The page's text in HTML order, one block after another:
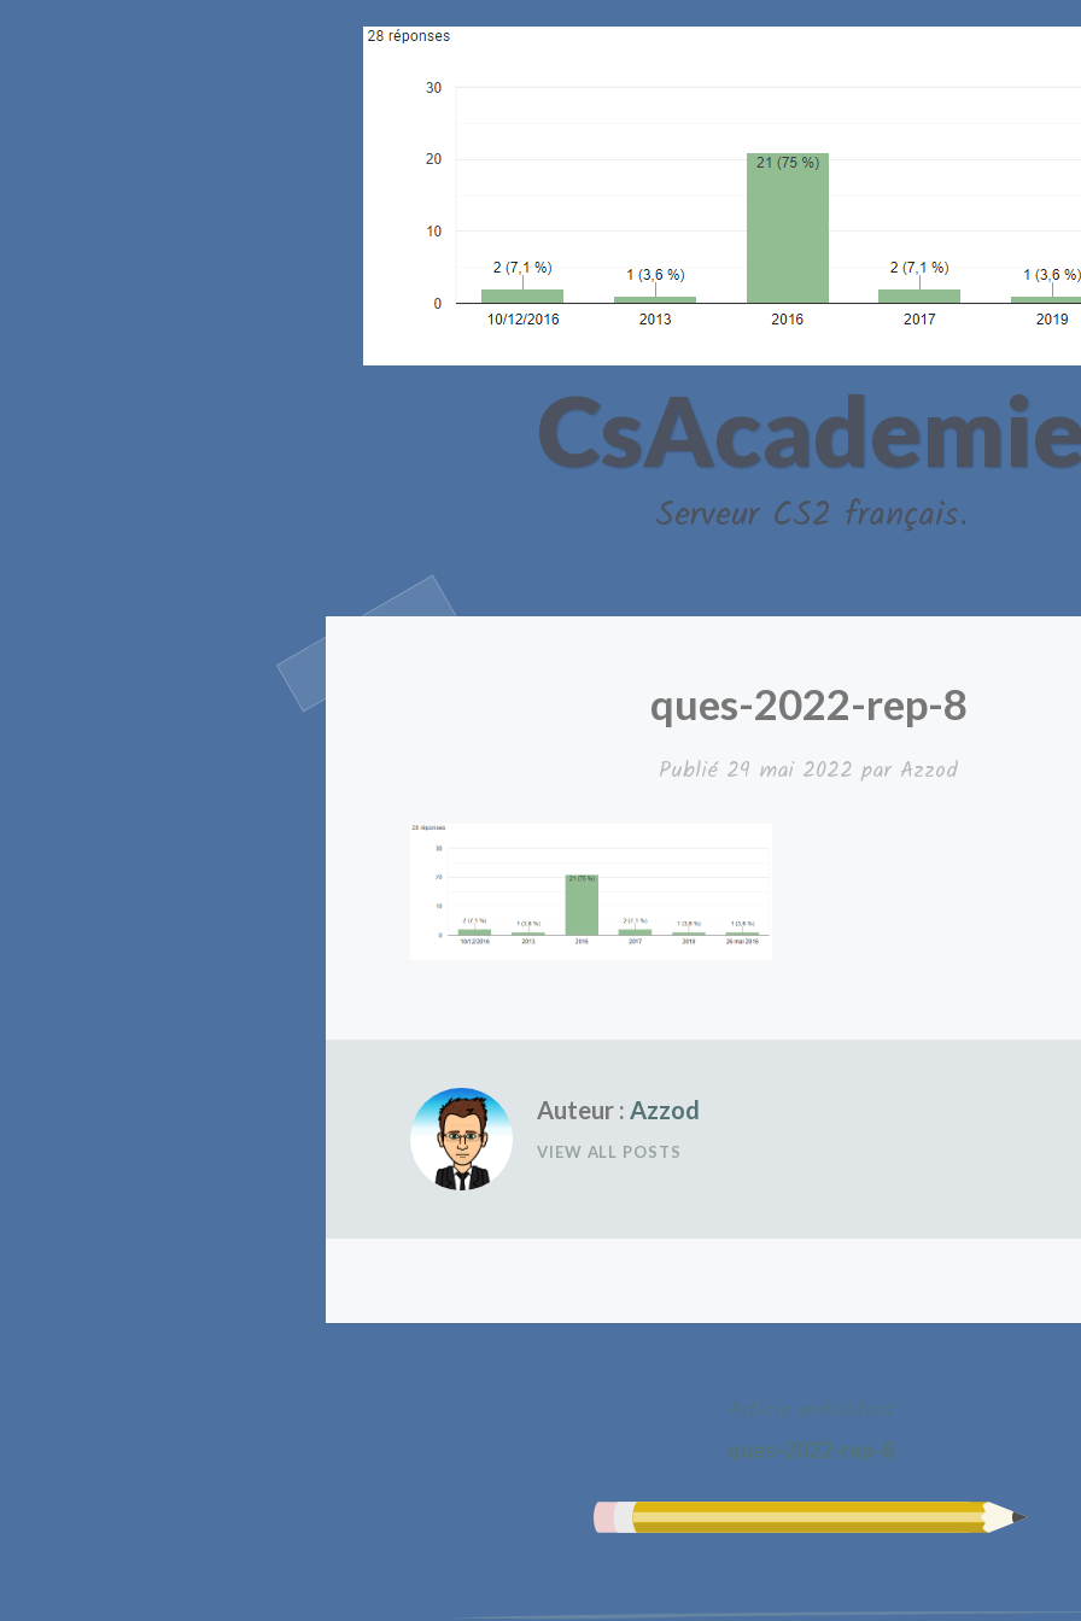
Serveur CS2 français.
ques-2022-rep-8
Publié 29 mai 2022 par Azzod
Auteur : Azzod
VIEW ALL POSTS
Article précédent
ques-2022-rep-8